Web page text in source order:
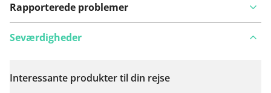
Rapporterede problemer
Se på kort
Seværdigheder
Interessante produkter til din rejse